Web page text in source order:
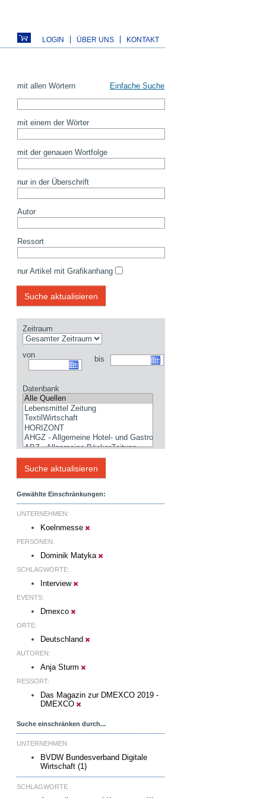
LOGIN ÜBER UNS KONTAKT
mit allen Wörtern Einfache Suche
mit einem der Wörter
mit der genauen Wortfolge
nur in der Überschrift
Autor
Ressort
nur Artikel mit Grafikanhang
Zeitraum
von bis
Datenbank
Gewählte Einschränkungen:
UNTERNEHMEN:
Koelnmesse
PERSONEN:
Dominik Matyka
SCHLAGWORTE:
Interview
EVENTS:
Dmexco
ORTE:
Deutschland
AUTOREN:
Anja Sturm
RESSORT:
Das Magazin zur DMEXCO 2019 -
DMEXCO
Suche einschränken durch...
UNTERNEHMEN
BVDW Bundesverband Digitale
Wirtschaft (1)
SCHLAGWORTE